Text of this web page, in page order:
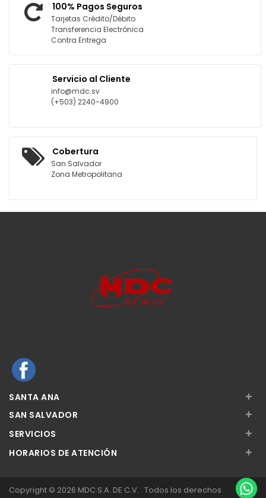
100% Pagos Seguros
Tarjetas Crédito/Débito
Transferencia Electrónica
Contra Entrega
Servicio al Cliente
info@mdc.sv
(+503) 2240-4900
Cobertura
San Salvador
Zona Metropolitana
SANTA ANA +
SAN SALVADOR +
SERVICIOS +
HORARIOS DE ATENCIÓN +
Copyright © 2026 MDC S.A. DE C.V. . Todos los derechos